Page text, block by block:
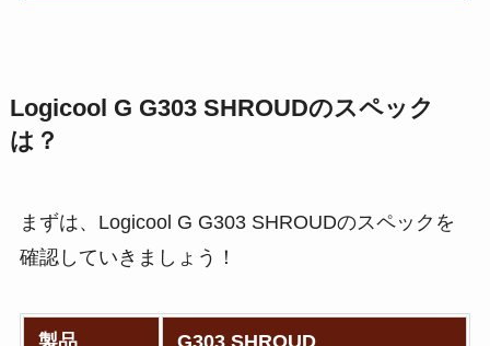
Logicool G G303 SHROUDのスペック
は？
まずは、Logicool G G303 SHROUDのスペックを
確認していきましょう！